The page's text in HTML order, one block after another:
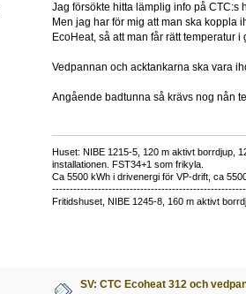
Jag försökte hitta lämplig info på
Men jag har för mig att man ska koppla
EcoHeat, så att man får rätt temperatur i
Vedpannan och acktankarna ska vara
Angående badtunna så krävs nog nån
Huset: NIBE 1215-5, 120 m aktivt borrdjup,
installationen. FST34+1 som frikyla.
Ca 5500 kWh i drivenergi för VP-drift, ca
Fritidshuset, NIBE 1245-8, 160 m aktivt
SV: CTC Ecoheat 312 och